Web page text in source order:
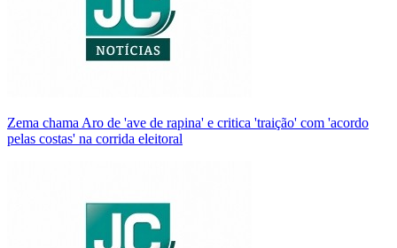
Zema chama Aro de 'ave de rapina' e critica 'traição' com 'acordo
pelas costas' na corrida eleitoral